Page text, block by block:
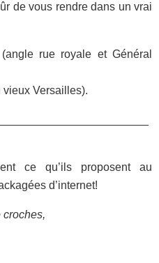
de vous rendre dans un vrai
rue royale et Général
Versailles).
ce qu’ils proposent au
d’internet!
croches,